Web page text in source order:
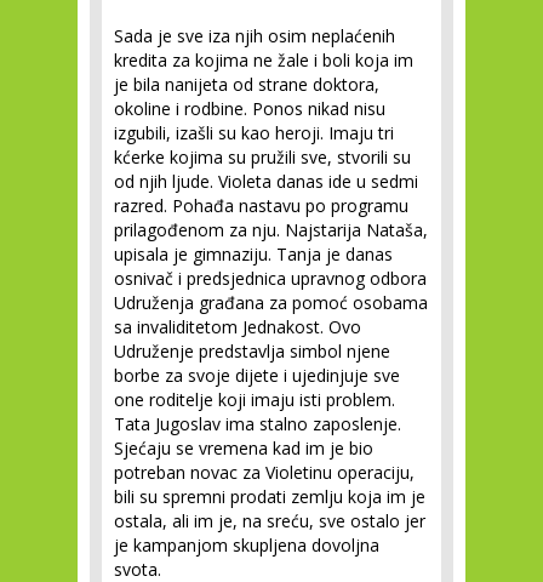
Sada je sve iza njih osim neplaćenih
kredita za kojima ne žale i boli koja im
je bila nanijeta od strane doktora,
okoline i rodbine. Ponos nikad nisu
izgubili, izašli su kao heroji. Imaju tri
kćerke kojima su pružili sve, stvorili su
od njih ljude. Violeta danas ide u sedmi
razred. Pohađa nastavu po programu
prilagođenom za nju. Najstarija Nataša,
upisala je gimnaziju. Tanja je danas
osnivač i predsjednica upravnog odbora
Udruženja građana za pomoć osobama
sa invaliditetom Jednakost. Ovo
Udruženje predstavlja simbol njene
borbe za svoje dijete i ujedinjuje sve
one roditelje koji imaju isti problem.
Tata Jugoslav ima stalno zaposlenje.
Sjećaju se vremena kad im je bio
potreban novac za Violetinu operaciju,
bili su spremni prodati zemlju koja im je
ostala, ali im je, na sreću, sve ostalo jer
je kampanjom skupljena dovoljna
svota.